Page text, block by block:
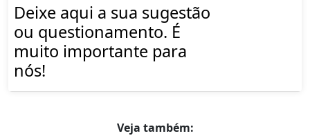
Deixe aqui a sua sugestão
ou questionamento. É
muito importante para
nós!
Veja também: